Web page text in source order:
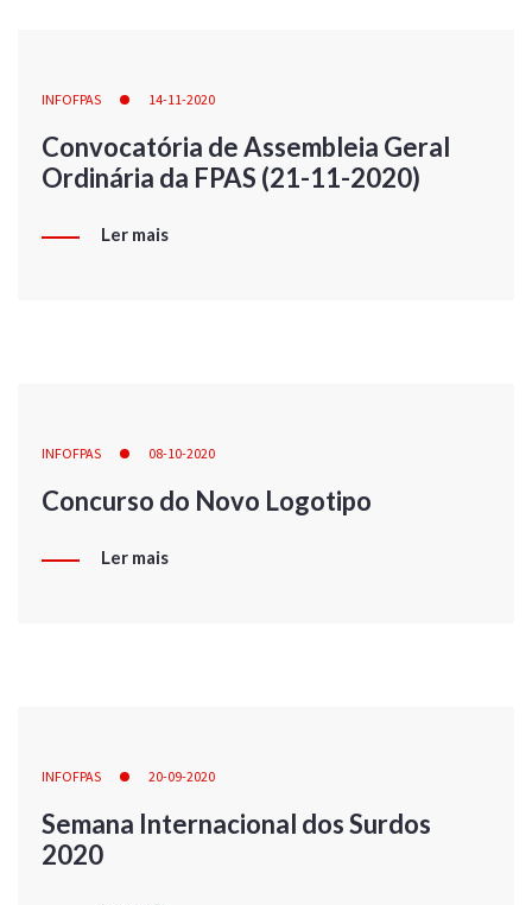
INFOFPAS 14-11-2020
Convocatória de Assembleia Geral
Ordinária da FPAS (21-11-2020)
Ler mais
INFOFPAS 08-10-2020
Concurso do Novo Logotipo
Ler mais
INFOFPAS 20-09-2020
Semana Internacional dos Surdos
2020